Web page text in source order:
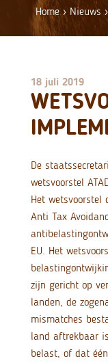
Home › Nieuws
18 juli 2019
De
wetsvoorstel
Het
Anti Tax
EU. Het
zijn gericht op
landen, de
mismatches
land aftrekbaar
belast, of dat